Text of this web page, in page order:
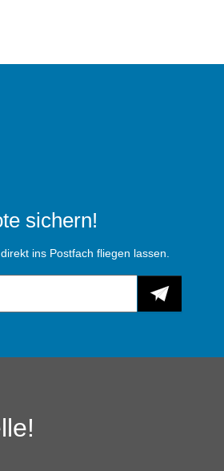
sichern!
ins Postfach fliegen lassen.